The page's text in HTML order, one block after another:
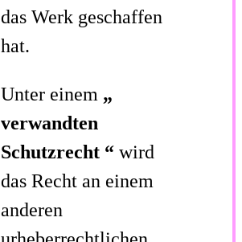
das Werk geschaffen
hat.
Unter einem „
verwandten
Schutzrecht “ wird
das Recht an einem
anderen